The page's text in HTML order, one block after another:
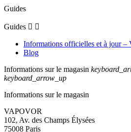
Guides
Guides  
Informations officielles et à jour –
Blog
Informations sur le magasin
keyboard_arrow_up
Informations sur le magasin
VAPOVOR
102, Av. des Champs Élysées
75008 Paris